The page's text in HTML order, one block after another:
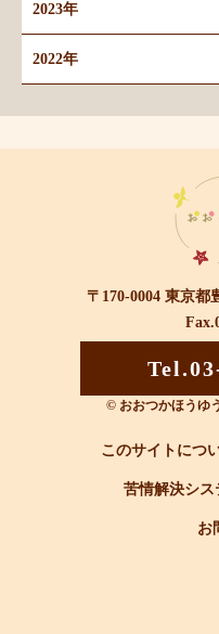
2023年
2022年
〒170-0004 東京都
© おおつかほうゆ
このサイトにつ
苦情解決シス
お